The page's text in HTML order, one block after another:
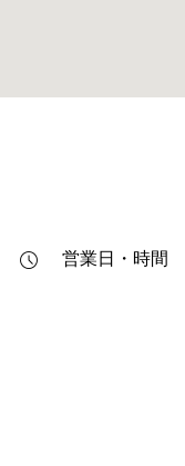
営業日・時間